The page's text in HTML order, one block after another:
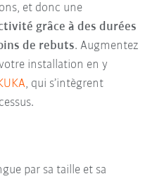
et donc une
grâce à des durées
de rebuts. Augmentez
installation en y
, qui s’intègrent
par sa taille et sa